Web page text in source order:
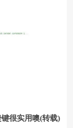
很实用噢(转载)